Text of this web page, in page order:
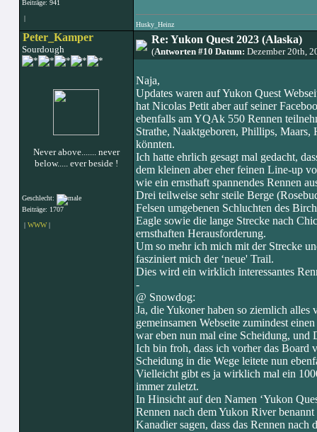
Beiträge: 941
|
Husky_Heinz
Peter_Kamper
Sourdough
Never above....... never
below..... ever beside !
Geschlecht:
Beiträge: 1707
| WWW|
Re: Yukon Quest 2023 (Alaska)
(Antworten #10 Datum: Dezember 20th,
Naja,
Updates waren auf Yukon Quest
hat Nicolas Petit aber auf seiner
ebenfalls am YQAk 550 Rennen
Strathe, Naaktgeboren, Phillips, Maars,
könnten.
Ich hatte ehrlich gesagt mal gedacht,
dem kleinen aber eher feinen Line-up
wie ein ernsthaft spannendes Rennen
Drei teilweise sehr steile Berge
Felsen umgebenen Schluchten des
Eagle sowie die lange Strecke nach
ernsthaften Herausforderung.
Um so mehr ich mich mit der Strecke
fasziniert mich der ‘neue' Trail.
Dies wird ein wirklich interessantes
-
@ Snowdog:
Ja, die Yukoner haben so ziemlich
gemeinsamen Webseite zumindest
war eben nun mal eine Scheidung,
Ich bin froh, dass ich vorher das Board
Scheidung in die Wege leitete nun
Vielleicht gibt es ja wirklich mal ein
immer zuletzt.
In Hinsicht auf den Namen ‘Yukon
Rennen nach dem Yukon River
Kanadier sagen, dass das Rennen